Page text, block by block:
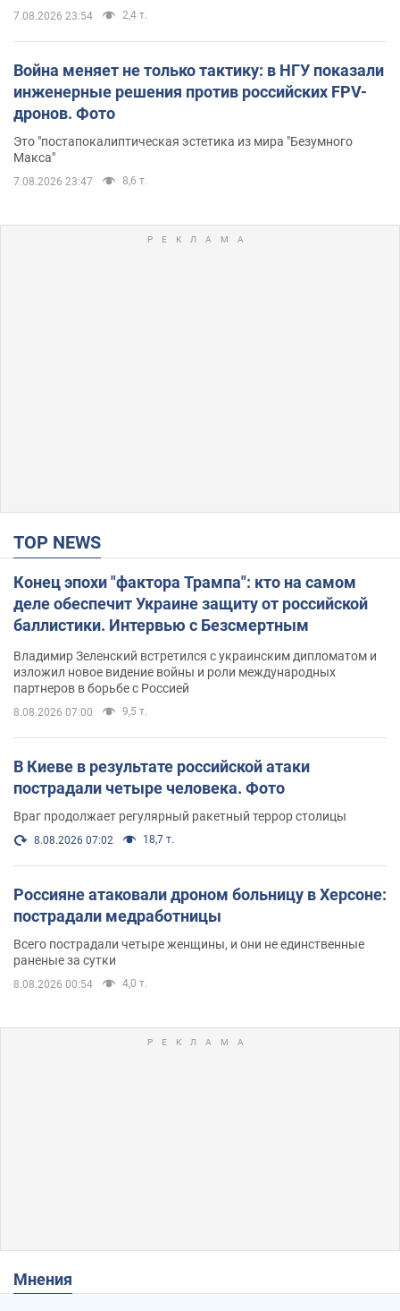
7.08.2026 23:54 2,4 т.
Война меняет не только тактику: в НГУ показали
инженерные решения против российских FPV-
дронов. Фото
Это "постапокалиптическая эстетика из мира "Безумного
Макса"
7.08.2026 23:47 8,6 т.
TOP NEWS
Конец эпохи "фактора Трампа": кто на самом
деле обеспечит Украине защиту от российской
баллистики. Интервью с Безсмертным
Владимир Зеленский встретился с украинским дипломатом и
изложил новое видение войны и роли международных
партнеров в борьбе с Россией
8.08.2026 07:00 9,5 т.
В Киеве в результате российской атаки
пострадали четыре человека. Фото
Враг продолжает регулярный ракетный террор столицы
8.08.2026 07:02 18,7 т.
Россияне атаковали дроном больницу в Херсоне:
пострадали медработницы
Всего пострадали четыре женщины, и они не единственные
раненые за сутки
8.08.2026 00:54 4,0 т.
Мнения